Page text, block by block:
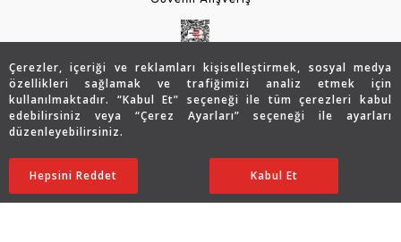
Çerezler, içeriği ve reklamları kişiselleştirmek, sosyal medya
özellikleri sağlamak ve trafiğimizi analiz etmek için
kullanılmaktadır. “Kabul Et” seçeneği ile tüm çerezleri kabul
edebilirsiniz veya “Çerez Ayarları” seçeneği ile ayarları
düzenleyebilirsiniz.
Ayarları Düzenle
Hepsini Reddet Kabul Et
47.622 TL
38.084 TL
34.276 TL SATIN ALIN
Copyright © 2026 Assos Pırlanta - Bu sitenin tüm hakları